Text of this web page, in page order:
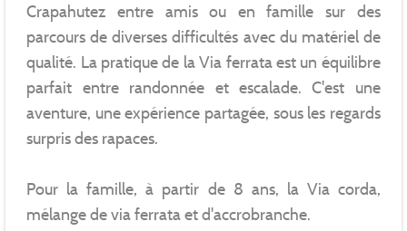
Crapahutez entre amis ou en famille sur des
parcours de diverses difficultés avec du matériel de
qualité. La pratique de la Via ferrata est un équilibre
parfait entre randonnée et escalade. C'est une
aventure, une expérience partagée, sous les regards
surpris des rapaces.
Pour la famille, à partir de 8 ans, la Via corda,
mélange de via ferrata et d'accrobranche.